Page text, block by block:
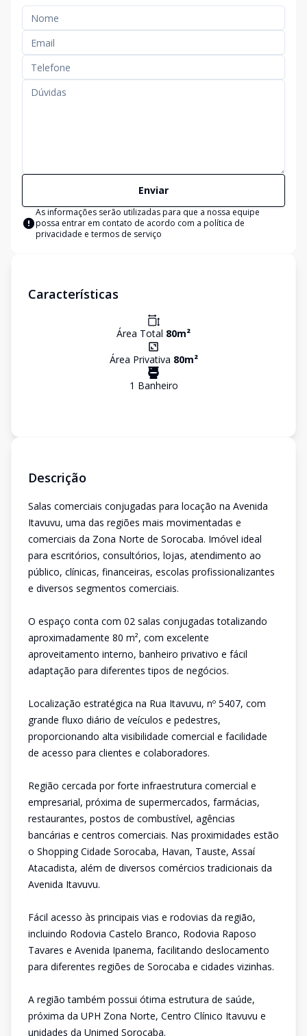
Enviar
As informações serão utilizadas para que a nossa equipe
possa entrar em contato de acordo com a política de
privacidade e termos de serviço
Características
Área Total 80m²
Área Privativa 80m²
1 Banheiro
Descrição
Salas comerciais conjugadas para locação na Avenida
Itavuvu, uma das regiões mais movimentadas e
comerciais da Zona Norte de Sorocaba. Imóvel ideal
para escritórios, consultórios, lojas, atendimento ao
público, clínicas, financeiras, escolas profissionalizantes
e diversos segmentos comerciais.
O espaço conta com 02 salas conjugadas totalizando
aproximadamente 80 m², com excelente
aproveitamento interno, banheiro privativo e fácil
adaptação para diferentes tipos de negócios.
Localização estratégica na Rua Itavuvu, nº 5407, com
grande fluxo diário de veículos e pedestres,
proporcionando alta visibilidade comercial e facilidade
de acesso para clientes e colaboradores.
Região cercada por forte infraestrutura comercial e
empresarial, próxima de supermercados, farmácias,
restaurantes, postos de combustível, agências
bancárias e centros comerciais. Nas proximidades estão
o Shopping Cidade Sorocaba, Havan, Tauste, Assaí
Atacadista, além de diversos comércios tradicionais da
Avenida Itavuvu.
Fácil acesso às principais vias e rodovias da região,
incluindo Rodovia Castelo Branco, Rodovia Raposo
Tavares e Avenida Ipanema, facilitando deslocamento
para diferentes regiões de Sorocaba e cidades vizinhas.
A região também possui ótima estrutura de saúde,
próxima da UPH Zona Norte, Centro Clínico Itavuvu e
unidades da Unimed Sorocaba.